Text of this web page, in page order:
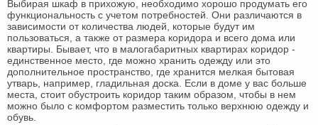
Выбирая шкаф в прихожую, необходимо хорошо продумать его
функциональность с учетом потребностей. Они различаются в
зависимости от количества людей, которые будут им
пользоваться, а также от размера коридора и всего дома или
квартиры. Бывает, что в малогабаритных квартирах коридор -
единственное место, где можно хранить одежду или это
дополнительное пространство, где хранится мелкая бытовая
утварь, например, гладильная доска. Если в доме у вас больше
места, стоит обустроить коридор таким образом, чтобы в нем
можно было с комфортом разместить только верхнюю одежду и
обувь.